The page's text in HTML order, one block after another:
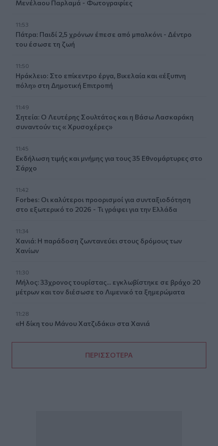
Μενέλαου Παρλαμά - Φωτογραφίες
11:53
Πάτρα: Παιδί 2,5 χρόνων έπεσε από μπαλκόνι - Δέντρο
του έσωσε τη ζωή
11:50
Ηράκλειο: Στο επίκεντρο έργα, Βικελαία και «έξυπνη
πόλη» στη Δημοτική Επιτροπή
11:49
Σητεία: Ο Λευτέρης Σουλτάτος και η Βάσω Λασκαράκη
συναντούν τις « Χρυσοχέρες»
11:45
Εκδήλωση τιμής και μνήμης για τους 35 Εθνομάρτυρες στο
Σάρχο
11:42
Forbes: Οι καλύτεροι προορισμοί για συνταξιοδότηση
στο εξωτερικό το 2026 - Τι γράφει για την Ελλάδα
11:34
Χανιά: Η παράδοση ζωντανεύει στους δρόμους των
Χανίων
11:30
Μήλος: 33χρονος τουρίστας... εγκλωβίστηκε σε βράχο 20
μέτρων και τον διέσωσε το Λιμενικό τα ξημερώματα
11:28
«Η δίκη του Μάνου Χατζιδάκι» στα Χανιά
ΠΕΡΙΣΣΟΤΕΡΑ